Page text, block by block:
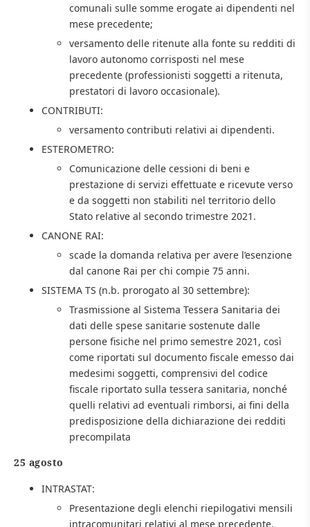
comunali sulle somme erogate ai dipendenti nel
mese precedente;
versamento delle ritenute alla fonte su redditi di
lavoro autonomo corrisposti nel mese
precedente (professionisti soggetti a ritenuta,
prestatori di lavoro occasionale).
CONTRIBUTI:
versamento contributi relativi ai dipendenti.
ESTEROMETRO:
Comunicazione delle cessioni di beni e
prestazione di servizi effettuate e ricevute verso
e da soggetti non stabiliti nel territorio dello
Stato relative al secondo trimestre 2021.
CANONE RAI:
scade la domanda relativa per avere l’esenzione
dal canone Rai per chi compie 75 anni.
SISTEMA TS (n.b. prorogato al 30 settembre):
Trasmissione al Sistema Tessera Sanitaria dei
dati delle spese sanitarie sostenute dalle
persone fisiche nel primo semestre 2021, così
come riportati sul documento fiscale emesso dai
medesimi soggetti, comprensivi del codice
fiscale riportato sulla tessera sanitaria, nonché
quelli relativi ad eventuali rimborsi, ai fini della
predisposizione della dichiarazione dei redditi
precompilata
25 agosto
INTRASTAT:
Presentazione degli elenchi riepilogativi mensili
intracomunitari relativi al mese precedente.